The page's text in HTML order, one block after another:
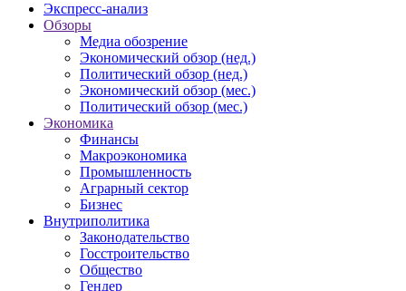
Экспресс-анализ
Обзоры
Медиа обозрение
Экономический обзор (нед.)
Политический обзор (нед.)
Экономический обзор (мес.)
Политический обзор (мес.)
Экономика
Финансы
Макроэкономика
Промышленность
Аграрный сектор
Бизнес
Внутриполитика
Законодательство
Госстроительство
Общество
Гендер